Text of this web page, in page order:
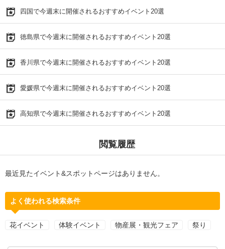
四国で今週末に開催されるおすすめイベント20選
徳島県で今週末に開催されるおすすめイベント20選
香川県で今週末に開催されるおすすめイベント20選
愛媛県で今週末に開催されるおすすめイベント20選
高知県で今週末に開催されるおすすめイベント20選
閲覧履歴
最近見たイベント&スポットページはありません。
よく使われる検索条件
花イベント 体験イベント 物産展・観光フェア 祭り